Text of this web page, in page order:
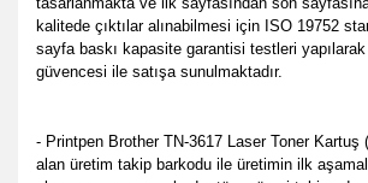
kalitede çıktılar alınabilmesi için ISO 19752
sayfa baskı kapasite garantisi testleri
güvencesi ile satışa sunulmaktadır.
- Printpen Brother TN-3617 Laser Toner Kartuş
alan üretim takip barkodu ile üretimin ilk